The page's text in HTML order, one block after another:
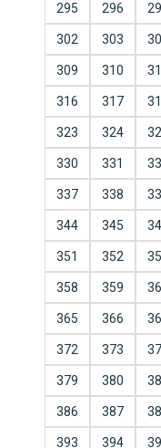
295 296
302 303
309 310
316 317
323 324
330 331
337 338
344 345
351 352
358 359
365 366
372 373
379 380
386 387
393 394